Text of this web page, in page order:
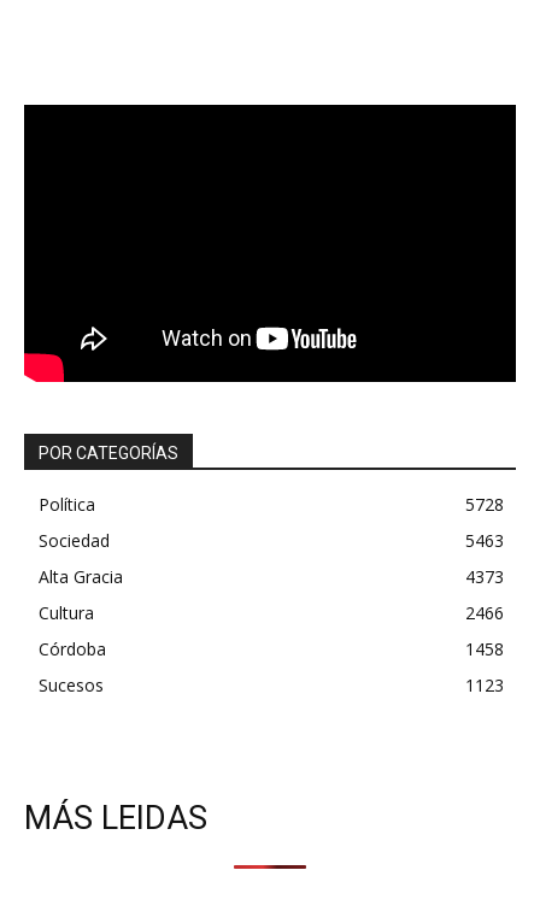
POR CATEGORÍAS
Política
5728
Sociedad
5463
Alta Gracia
4373
Cultura
2466
Córdoba
1458
Sucesos
1123
MÁS LEIDAS